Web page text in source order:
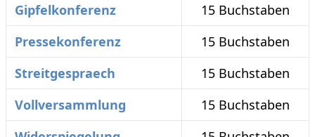
Gipfelkonferenz
15 Buchstaben
Pressekonferenz
15 Buchstaben
Streitgespraech
15 Buchstaben
Vollversammlung
15 Buchstaben